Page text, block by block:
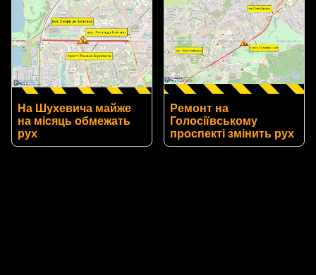
На Шухевича майже
на місяць обмежать
рух
Ремонт на
Голосіївському
проспекті змінить рух